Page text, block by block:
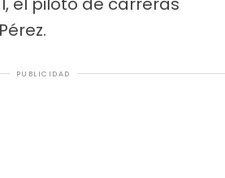
PUBLICIDAD